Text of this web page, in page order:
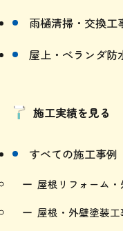
雨樋清掃・交換工
屋上・ベランダ防
施工実績を見る
すべての施工事例
屋根リフォーム
屋根・外壁塗装工